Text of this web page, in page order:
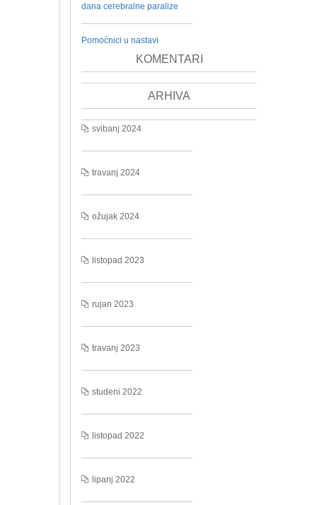
dana cerebralne paralize
Pomoćnici u nastavi
KOMENTARI
ARHIVA
svibanj 2024
travanj 2024
ožujak 2024
listopad 2023
rujan 2023
travanj 2023
studeni 2022
listopad 2022
lipanj 2022